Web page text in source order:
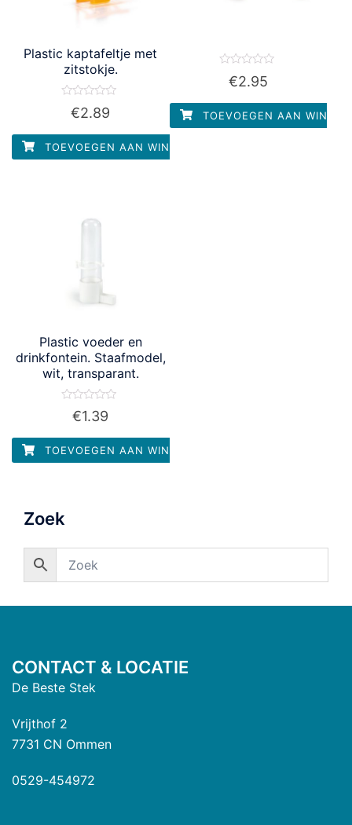
Plastic kaptafeltje met
zitstokje.
Waardering
5
€2.89
TOEVOEGEN AAN WINKELWAGEN
Waardering
5
€2.95
TOEVOEGEN AAN
Plastic voeder en
drinkfontein. Staafmodel,
wit, transparant.
Waardering
5
€1.39
TOEVOEGEN AAN WINKELWAGEN
Zoek
CONTACT & LOCATIE
De Beste Stek
Vrijthof 2
7731 CN Ommen
0529-454972